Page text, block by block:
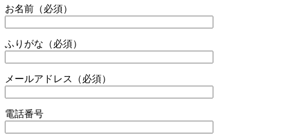
お名前（必須）
ふりがな（必須）
メールアドレス（必須）
電話番号